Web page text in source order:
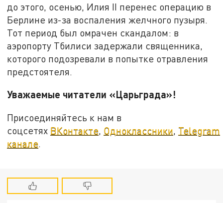
до этого, осенью, Илия II перенес операцию в
Берлине из-за воспаления желчного пузыря.
Тот период был омрачен скандалом: в
аэропорту Тбилиси задержали священника,
которого подозревали в попытке отравления
предстоятеля.
Уважаемые читатели «Царьграда»!
Присоединяйтесь к нам в
соцсетях ВКонтакте, Одноклассники, Telegram
канале.